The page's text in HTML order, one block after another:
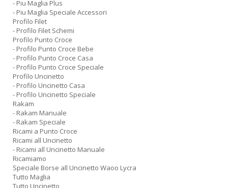
- Piu Maglia Plus
- Piu Maglia Speciale Accessori
Profilo Filet
- Profilo Filet Schemi
Profilo Punto Croce
- Profilo Punto Croce Bebe
- Profilo Punto Croce Casa
- Profilo Punto Croce Speciale
Profilo Uncinetto
- Profilo Uncinetto Casa
- Profilo Uncinetto Speciale
Rakam
- Rakam Manuale
- Rakam Speciale
Ricami a Punto Croce
Ricami all Uncinetto
- Ricami all Uncinetto Manuale
Ricamiamo
Speciale Borse all Uncinetto Waoo Lycra
Tutto Maglia
Tutto Uncinetto